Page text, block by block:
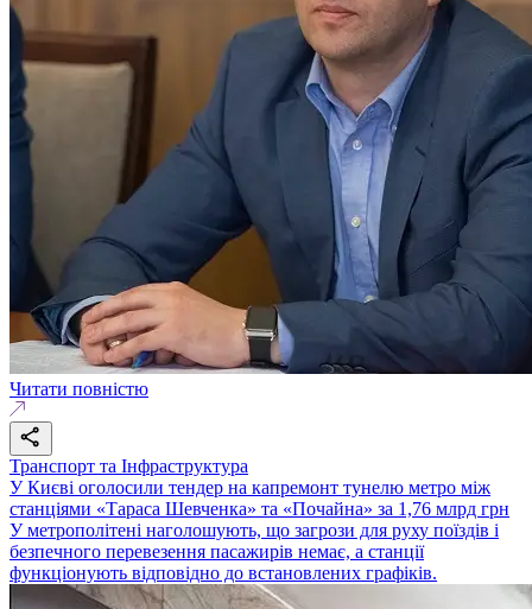
Читати повністю
Транспорт та Інфраструктура
У Києві оголосили тендер на капремонт тунелю метро між
станціями «Тараса Шевченка» та «Почайна» за 1,76 млрд грн
У метрополітені наголошують, що загрози для руху поїздів і
безпечного перевезення пасажирів немає, а станції
функціонують відповідно до встановлених графіків.